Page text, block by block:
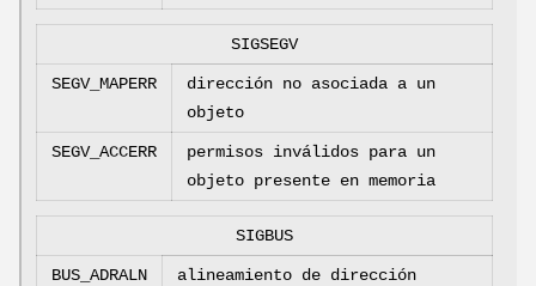
SIGSEGV
SEGV_MAPERR
dirección no asociada a un
objeto
SEGV_ACCERR
permisos inválidos para un
objeto presente en memoria
SIGBUS
BUS_ADRALN
alineamiento de dirección